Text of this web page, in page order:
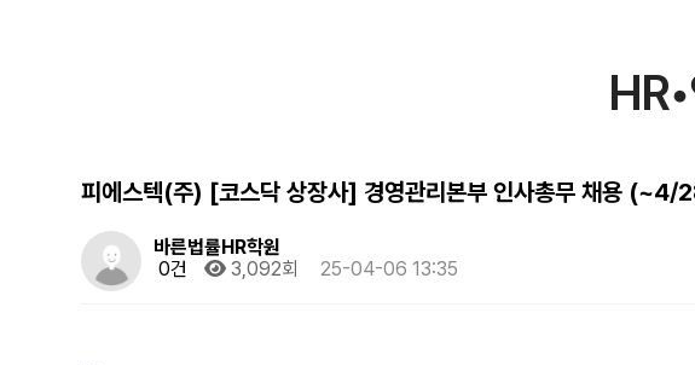
피에스텍(주) [코스닥 상장사] 경영관리본부 인사총무 채용 (~4/
바른법률HR학원
0건
3,092회 25-04-06 13:35